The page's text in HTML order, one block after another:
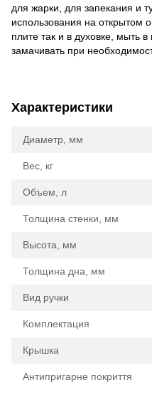
для жарки, для запекания и
использования на открытом
плите так и в духовке, мыть
замачивать при
Характеристики
Диаметр, мм
Вес, кг
Объем, л
Толщина стенки, мм
Высота, мм
Толщина дна, мм
Вид ручки
Комплектация
Крышка
Антипригарне покриття